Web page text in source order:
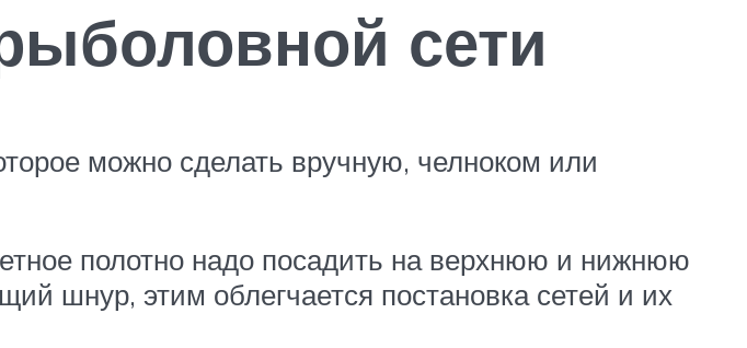
сети
можно сделать вручную, челноком или
полотно надо посадить на верхнюю и нижнюю
шнур, этим облегчается постановка сетей и их